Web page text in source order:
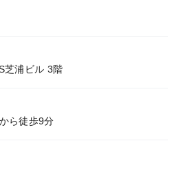
芝浦ビル 3階
ら徒歩9分